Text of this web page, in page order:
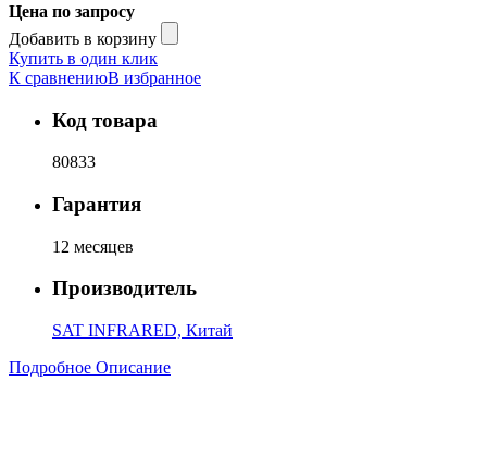
Цена по запросу
Добавить в корзину
Купить в один клик
К сравнениюВ избранное
Код товара
80833
Гарантия
12 месяцев
Производитель
SAT INFRARED, Китай
Подробное Описание